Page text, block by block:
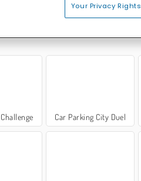
Car Parking City Duel
Your Privacy Rights